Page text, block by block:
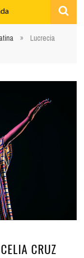
»
Lucrecia
CRUZ